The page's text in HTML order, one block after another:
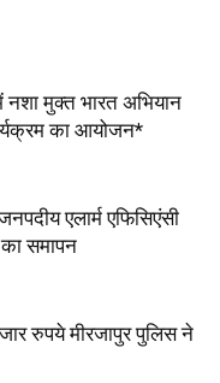
मुक्त भारत अभियान
का आयोजन*
एलार्म एफिसिएंसी
समापन
रुपये मीरजापुर पुलिस ने